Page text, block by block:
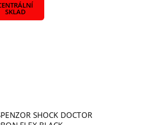
SKLAD
SHOCK DOCTOR